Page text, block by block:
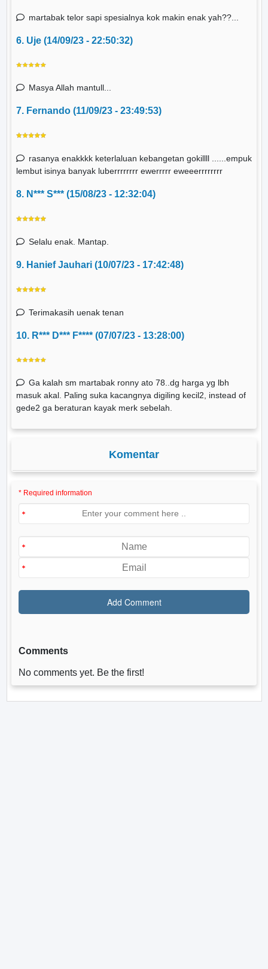
martabak telor sapi spesialnya kok makin enak yah??...
6. Uje (14/09/23 - 22:50:32)
Masya Allah mantull...
7. Fernando (11/09/23 - 23:49:53)
rasanya enakkkk keterlaluan kebangetan gokillll ......empuk
lembut isinya banyak luberrrrrrrr ewerrrrr eweeerrrrrrrr
8. N*** S*** (15/08/23 - 12:32:04)
Selalu enak. Mantap.
9. Hanief Jauhari (10/07/23 - 17:42:48)
Terimakasih uenak tenan
10. R*** D*** F**** (07/07/23 - 13:28:00)
Ga kalah sm martabak ronny ato 78..dg harga yg lbh
masuk akal. Paling suka kacangnya digiling kecil2, instead of
gede2 ga beraturan kayak merk sebelah.
Komentar
* Required information
Comments
No comments yet. Be the first!